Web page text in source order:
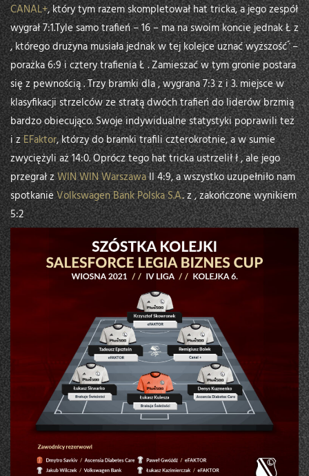
CANAL+, który tym razem skompletował hat tricka, a jego zespół
wygrał 7:1.Tyle samo trafień – 16 – ma na swoim koncie jednak Ł z
, którego drużyna musiała jednak w tej kolejce uznać wyższość ́̇́ –
porażka 6:9 i cztery trafienia Ł . Zamieszać w tym gronie postara
się z pewnością . Trzy bramki dla , wygrana 7:3 z i 3. miejsce w
klasyfikacji strzelców ze stratą dwóch trafień do liderów brzmią
bardzo obiecująco. Swoje indywidualne statystyki poprawili też
i zEFaktor, którzy do bramki trafili czterokrotnie, a w sumie
zwyciężyli aż 14:0. Oprócz tego hat tricka ustrzelił ł , ale jego
przegrał zWIN WIN WarszawaII 4:9, a wszystko uzupełniło nam
spotkanieVolkswagen Bank Polska S.A.. z , zakończone wynikiem
5:2